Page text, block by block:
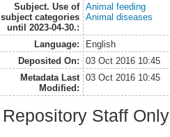
Subject. Use of
subject categories
until 2023-04-30.:
Animal feeding
Animal diseases
Language:
English
Deposited On:
03 Oct 2016 10:45
Metadata Last
Modified:
03 Oct 2016 10:45
Repository Staff